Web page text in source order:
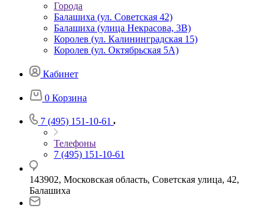
Города
Балашиха (ул. Советская 42)
Балашиха (улица Некрасова, 3В)
Королев (ул. Калининградская 15)
Королев (ул. Октябрьская 5А)
Кабинет
0 Корзина
7 (495) 151-10-61
Телефоны
7 (495) 151-10-61
143902, Московская область, Советская улица, 42,
Балашиха